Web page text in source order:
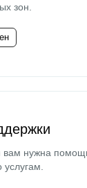
зон.
вам нужна
услугам.